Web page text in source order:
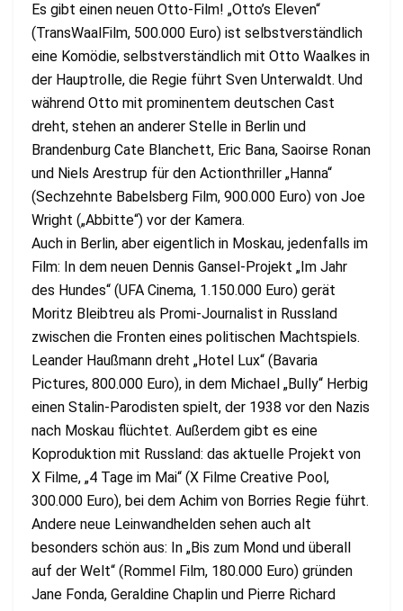
Es gibt einen neuen Otto-Film! „Otto’s Eleven“
(TransWaalFilm, 500.000 Euro) ist selbstverständlich
eine Komödie, selbstverständlich mit Otto Waalkes in
der Hauptrolle, die Regie führt Sven Unterwaldt. Und
während Otto mit prominentem deutschen Cast
dreht, stehen an anderer Stelle in Berlin und
Brandenburg Cate Blanchett, Eric Bana, Saoirse Ronan
und Niels Arestrup für den Actionthriller „Hanna“
(Sechzehnte Babelsberg Film, 900.000 Euro) von Joe
Wright („Abbitte“) vor der Kamera.
Auch in Berlin, aber eigentlich in Moskau, jedenfalls im
Film: In dem neuen Dennis Gansel-Projekt „Im Jahr
des Hundes“ (UFA Cinema, 1.150.000 Euro) gerät
Moritz Bleibtreu als Promi-Journalist in Russland
zwischen die Fronten eines politischen Machtspiels.
Leander Haußmann dreht „Hotel Lux“ (Bavaria
Pictures, 800.000 Euro), in dem Michael „Bully“ Herbig
einen Stalin-Parodisten spielt, der 1938 vor den Nazis
nach Moskau flüchtet. Außerdem gibt es eine
Koproduktion mit Russland: das aktuelle Projekt von
X Filme, „4 Tage im Mai“ (X Filme Creative Pool,
300.000 Euro), bei dem Achim von Borries Regie führt.
Andere neue Leinwandhelden sehen auch alt
besonders schön aus: In „Bis zum Mond und überall
auf der Welt“ (Rommel Film, 180.000 Euro) gründen
Jane Fonda, Geraldine Chaplin und Pierre Richard